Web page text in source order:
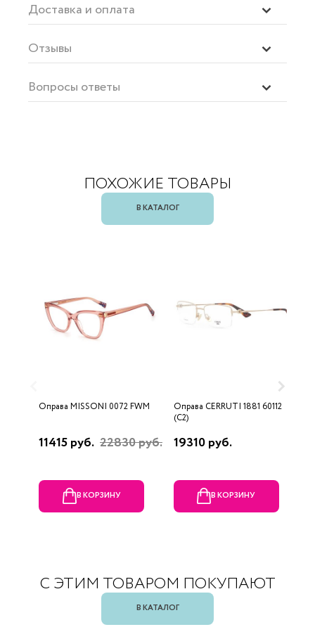
Доставка и оплата
Отзывы
Вопросы ответы
ПОХОЖИЕ ТОВАРЫ
В КАТАЛОГ
Оправа MISSONI 0072 FWM
11415 руб. 22830 руб.
В КОРЗИНУ
Оправа CERRUTI 1881 60112
(C2)
19310 руб.
В КОРЗИНУ
С ЭТИМ ТОВАРОМ ПОКУПАЮТ
В КАТАЛОГ